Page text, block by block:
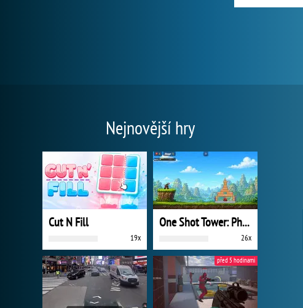
Nejnovější hry
Cut N Fill
19x
One Shot Tower: Physics Destroyer
26x
před 5 hodinami